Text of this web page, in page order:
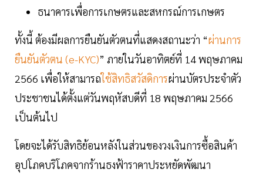
ธนาคารเพื่อการเกษตรและสหกรณ์การเกษตร
ทั้งนี้ ต้องมีผลการยืนยันตัวตนที่แสดงสถานะว่า “ผ่านการ
ยืนยันตัวตน (e-KYC)” ภายในวันอาทิตย์ที่ 14 พฤษภาคม
2566 เพื่อให้สามารถใช้สิทธิสวัสดิการผ่านบัตรประจำตัว
ประชาชนได้ตั้งแต่วันพฤหัสบดีที่ 18 พฤษภาคม 2566
เป็นต้นไป
โดยจะได้รับสิทธิย้อนหลังในส่วนของวงเงินการซื้อสินค้า
อุปโภคบริโภคจากร้านธงฟ้าราคาประหยัดพัฒนา